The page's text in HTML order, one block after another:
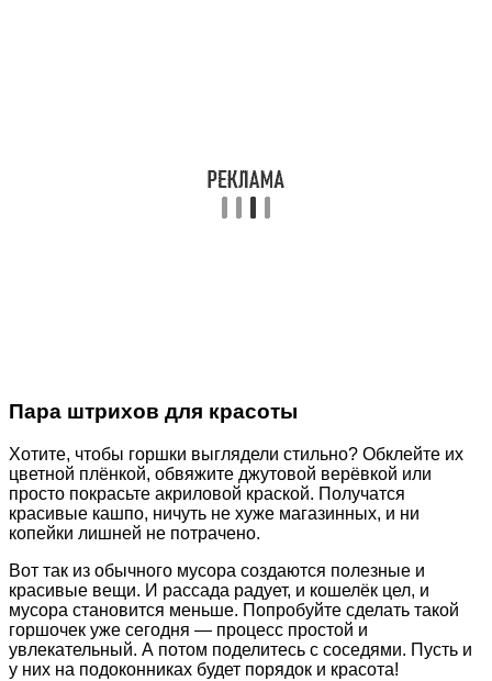
Пара штрихов для красоты
Хотите, чтобы горшки выглядели стильно? Обклейте их
цветной плёнкой, обвяжите джутовой верёвкой или
просто покрасьте акриловой краской. Получатся
красивые кашпо, ничуть не хуже магазинных, и ни
копейки лишней не потрачено.
Вот так из обычного мусора создаются полезные и
красивые вещи. И рассада радует, и кошелёк цел, и
мусора становится меньше. Попробуйте сделать такой
горшочек уже сегодня — процесс простой и
увлекательный. А потом поделитесь с соседями. Пусть и
у них на подоконниках будет порядок и красота!